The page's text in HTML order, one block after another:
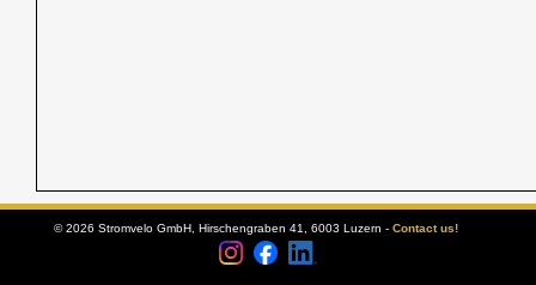
© 2026 Stromvelo GmbH, Hirschengraben 41, 6003 Luzern - Contact us!